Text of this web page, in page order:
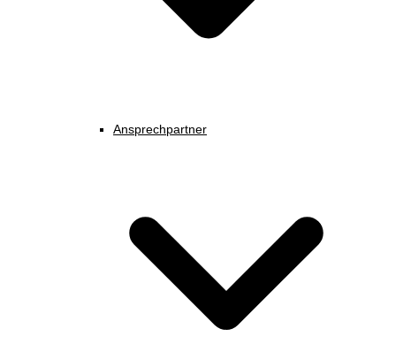
Ansprechpartner